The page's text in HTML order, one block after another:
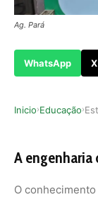
Ag. Pará
WhatsApp X
Inicio›Educação›
A engenharia
O